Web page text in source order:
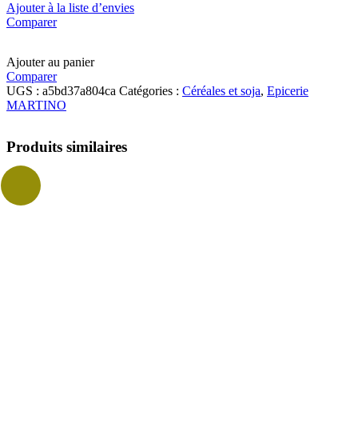
Ajouter à la liste d’envies
Comparer
Ajouter au panier
Comparer
UGS : a5bd37a804ca Catégories : Céréales et soja, Epicerie
MARTINO
Produits similaires